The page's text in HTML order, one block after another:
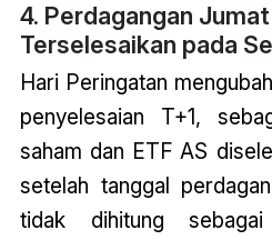
4. Perdagangan
Terselesaikan pada
Hari Peringatan
penyelesaian T+1,
saham dan ETF AS
setelah tanggal
tidak dihitung